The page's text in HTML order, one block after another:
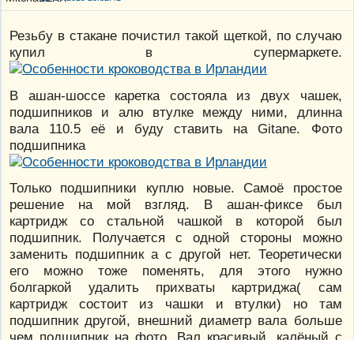
Резьбу в стакане почистил такой щеткой, по случаю
купил в супермаркете.
В ашан-шоссе каретка состояла из двух чашек,
подшипников и алю втулке между ними, длинна
вала 110.5 её и буду ставить на Gitane. Фото
подшипника
Только подшипники куплю новые. Самоё простое
решение на мой взгляд. В ашан-фиксе был
картридж со стальной чашкой в которой был
подшипник. Получается с одной стороны можно
заменить подшипник а с другой нет. Теоретически
его можно тоже поменять, для этого нужно
болгаркой удалить прихваты картриджа( сам
картридж состоит из чашки и втулки) но там
подшипник другой, внешний диаметр вала больше
чем подшипник на фото. Вал красивый, калёный с